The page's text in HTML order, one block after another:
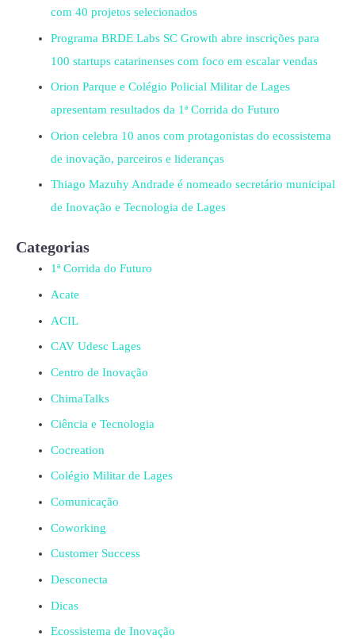
com 40 projetos selecionados
Programa BRDE Labs SC Growth abre inscrições para
100 startups catarinenses com foco em escalar vendas
Orion Parque e Colégio Policial Militar de Lages
apresentam resultados da 1ª Corrida do Futuro
Orion celebra 10 anos com protagonistas do ecossistema
de inovação, parceiros e lideranças
Thiago Mazuhy Andrade é nomeado secretário municipal
de Inovação e Tecnologia de Lages
Categorias
1ª Corrida do Futuro
Acate
ACIL
CAV Udesc Lages
Centro de Inovação
ChimaTalks
Ciência e Tecnologia
Cocreation
Colégio Militar de Lages
Comunicação
Coworking
Customer Success
Desconecta
Dicas
Ecossistema de Inovação